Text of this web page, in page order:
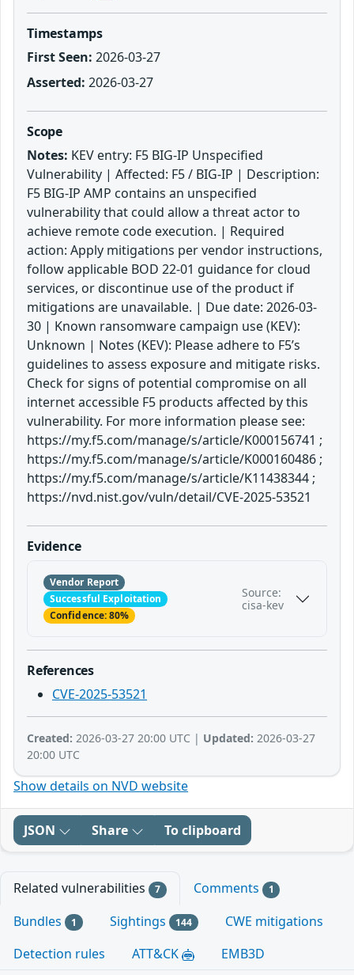
Timestamps
First Seen: 2026-03-27
Asserted: 2026-03-27
Scope
Notes: KEV entry: F5 BIG-IP Unspecified
Vulnerability | Affected: F5 / BIG-IP | Description:
F5 BIG-IP AMP contains an unspecified
vulnerability that could allow a threat actor to
achieve remote code execution. | Required
action: Apply mitigations per vendor instructions,
follow applicable BOD 22-01 guidance for cloud
services, or discontinue use of the product if
mitigations are unavailable. | Due date: 2026-03-
30 | Known ransomware campaign use (KEV):
Unknown | Notes (KEV): Please adhere to F5’s
guidelines to assess exposure and mitigate risks.
Check for signs of potential compromise on all
internet accessible F5 products affected by this
vulnerability. For more information please see:
https://my.f5.com/manage/s/article/K000156741 ;
https://my.f5.com/manage/s/article/K000160486 ;
https://my.f5.com/manage/s/article/K11438344 ;
https://nvd.nist.gov/vuln/detail/CVE-2025-53521
Evidence
Vendor Report
Successful Exploitation
Confidence: 80%
Source:
cisa-kev
References
CVE-2025-53521
Created: 2026-03-27 20:00 UTC | Updated: 2026-03-27
20:00 UTC
Show details on NVD website
JSON Share To clipboard
Related vulnerabilities 7 Comments 1
Bundles 1 Sightings 144
CWE mitigations
Detection rules
ATT&CK EMB3D